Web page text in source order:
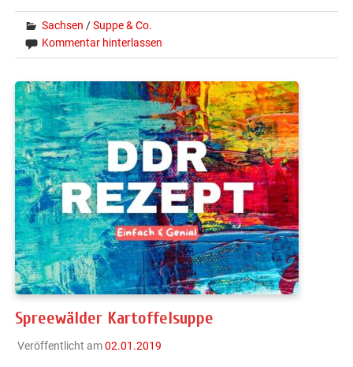
Sachsen /Suppe & Co.
Kommentar hinterlassen
Spreewälder Kartoffelsuppe
Veröffentlicht am02.01.2019